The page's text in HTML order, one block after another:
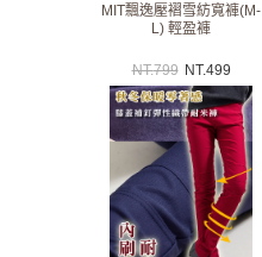
MIT飄逸壓褶雪紡寬褲(M-
L) 輕盈褲
NT.799 NT.499